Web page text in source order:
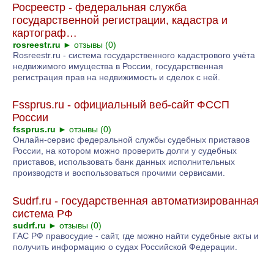
Росреестр - федеральная служба
государственной регистрации, кадастра и
картограф…
rosreestr.ru ► отзывы (0)
Rosreestr.ru - система государственного кадастрового учёта
недвижимого имущества в России, государственная
регистрация прав на недвижимость и сделок с ней.
Fssprus.ru - официальный веб-сайт ФССП
России
fssprus.ru ► отзывы (0)
Онлайн-сервис федеральной службы судебных приставов
России, на котором можно проверить долги у судебных
приставов, использовать банк данных исполнительных
производств и воспользоваться прочими сервисами.
Sudrf.ru - государственная автоматизированная
система РФ
sudrf.ru ► отзывы (0)
ГАС РФ правосудие - сайт, где можно найти судебные акты и
получить информацию о судах Российской Федерации.